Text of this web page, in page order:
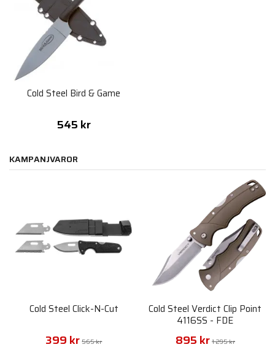
Cold Steel Bird & Game
545 kr
KAMPANJVAROR
Cold Steel Click-N-Cut
399 kr 565 kr
Cold Steel Verdict Clip Point
4116SS - FDE
895 kr 1 295 kr